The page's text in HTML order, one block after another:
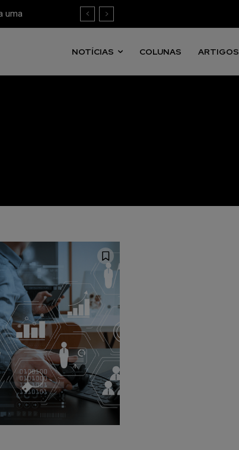
ilimitada de artigos e tenha
5,678
Seguidores
uma
NOTÍCIAS COLUNAS ARTIGOS